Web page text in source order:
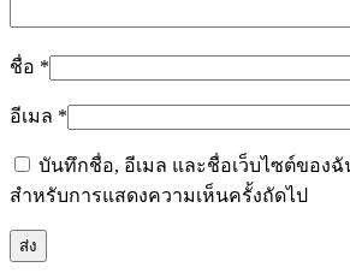
ชื่อ *
อีเมล *
บันทึกชื่อ, อีเมล และชื่อเว็บไซต์ของฉั
สำหรับการแสดงความเห็นครั้งถัดไป